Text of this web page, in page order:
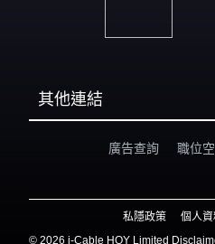
其他連結
廣告查詢 職位
私隱政策
個人
© 2026 i-Cable HOY Limited